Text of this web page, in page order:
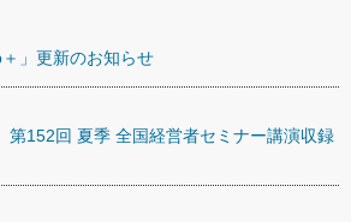
」更新のお知らせ
第152回 夏季 全国経営者セミナー講演収録